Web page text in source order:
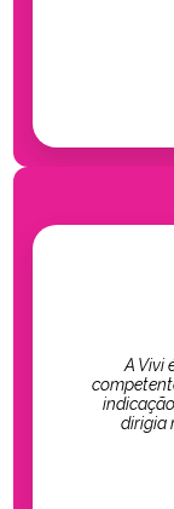
A Vivi
dirigia